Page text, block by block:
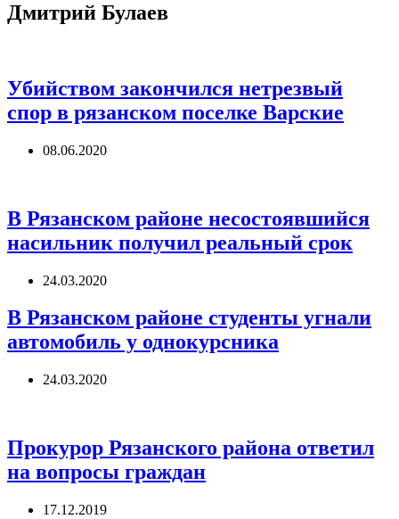
Дмитрий Булаев
Убийством закончился нетрезвый
спор в рязанском поселке Варские
08.06.2020
В Рязанском районе несостоявшийся
насильник получил реальный срок
24.03.2020
В Рязанском районе студенты угнали
автомобиль у однокурсника
24.03.2020
Прокурор Рязанского района ответил
на вопросы граждан
17.12.2019